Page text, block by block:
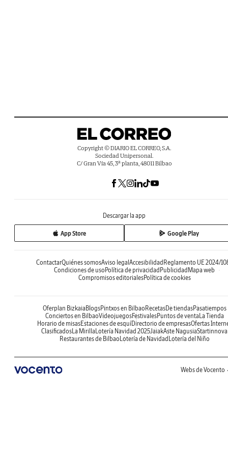
Copyright © DIARIO EL CORREO, S.A.
Sociedad Unipersonal.
C/ Gran Vía 45, 3ª planta, 48011 Bilbao
Descargar la app
App Store Google Play
ContactarQuiénes somosAviso legal Accesibilidad Reglamento UE 2024/
Condiciones de uso Política de privacidad Publicidad Mapa web
Compromisos editorialesPolítica de cookies
Oferplan Bizkaia BlogsPintxos en Bilbao RecetasDe tiendasPasatiempos
Conciertos en BilbaoVideojuegosFestivalesPuntos de venta La Tienda
Horario de misasEstaciones de esquíDirectorio de empresasOfertas
ClasificadosLa Mirilla Lotería Navidad 2025JaiakAste NagusiaStartinnova
Restaurantes de Bilbao Lotería de Navidad Lotería del Niño
Webs de Vocento